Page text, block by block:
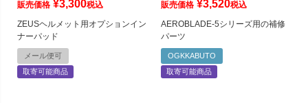
販売価格 ¥3,300税込
ZEUSヘルメット用オプションイン
ナーパッド
メール便可
取寄可能商品
販売価格 ¥3,520税込
AEROBLADE-5シリーズ用の補修
パーツ
OGKKABUTO
取寄可能商品